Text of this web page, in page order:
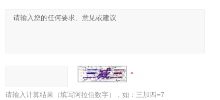
请输入计算结果（填写阿拉伯数字），如：三加四=7